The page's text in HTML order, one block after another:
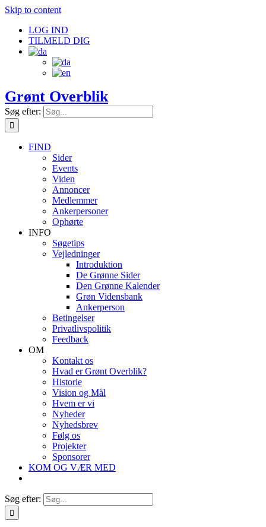
Skip to content
LOG IND
TILMELD DIG
Grønt Overblik
Søg efter:
FIND
Sider
Events
Viden
Annoncer
Medlemmer
Ankerpersoner
Ophørte
INFO
Søgetips
Vejledninger
Introduktion
De Grønne Sider
Den Grønne Kalender
Grøn Vidensbank
Ankerperson
Betingelser
Privatlivspolitik
Feedback
OM
Kontakt os
Hvad er Grønt Overblik?
Historie
Vision og Mål
Hvem er vi
Nyheder
Nyhedsbrev
Følg os
Projekter
Sponsorer
KOM OG VÆR MED
Søg efter: